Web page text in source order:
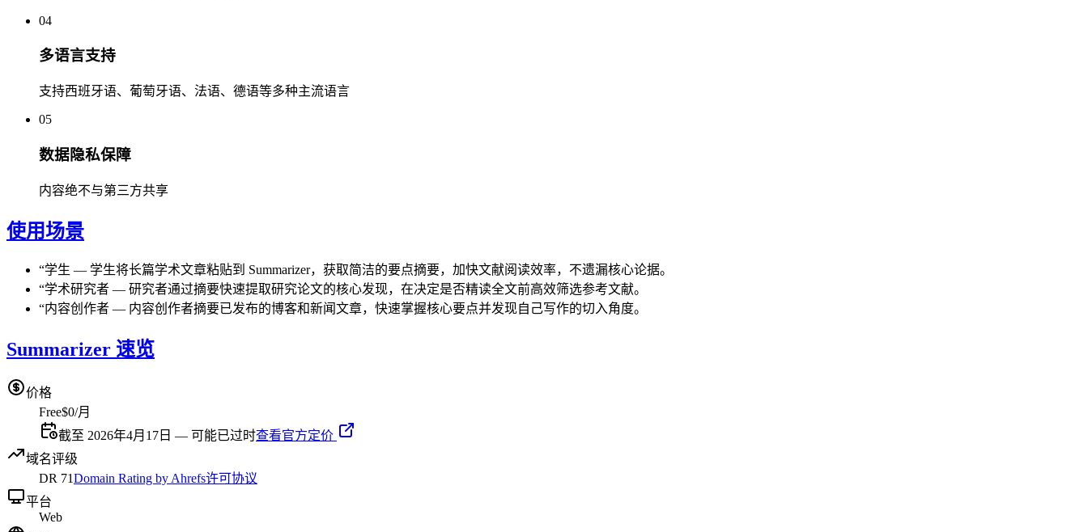
04
多语言支持
支持西班牙语、葡萄牙语、法语、德语等多种主流语言
05
数据隐私保障
内容绝不与第三方共享
使用场景
“学生 — 学生将长篇学术文章粘贴到 Summarizer，获取简洁的要点摘要，加快文献阅读效率，不遗漏核心论据。
“学术研究者 — 研究者通过摘要快速提取研究论文的核心发现，在决定是否精读全文前高效筛选参考文献。
“内容创作者 — 内容创作者摘要已发布的博客和新闻文章，快速掌握核心要点并发现自己写作的切入角度。
Summarizer 速览
价格
Free$0/月
截至 2026年4月17日 — 可能已过时查看官方定价
域名评级
DR 71Domain Rating by Ahrefs许可协议
平台
Web